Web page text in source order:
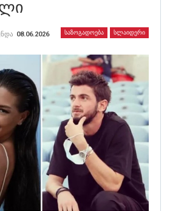
ᲡᲐᲖᲝᲒᲐᲓᲝᲔᲑᲐ ᲡᲚᲐᲘᲓᲔᲠᲘ
08.06.2026